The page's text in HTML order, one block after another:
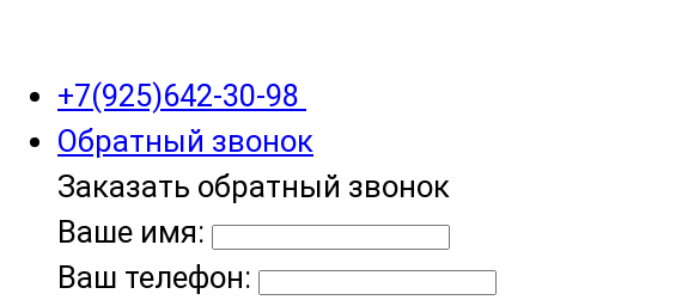
+7(925)642-30-98
Обратный звонок
Заказать обратный звонок
Ваше имя:
Ваш телефон: